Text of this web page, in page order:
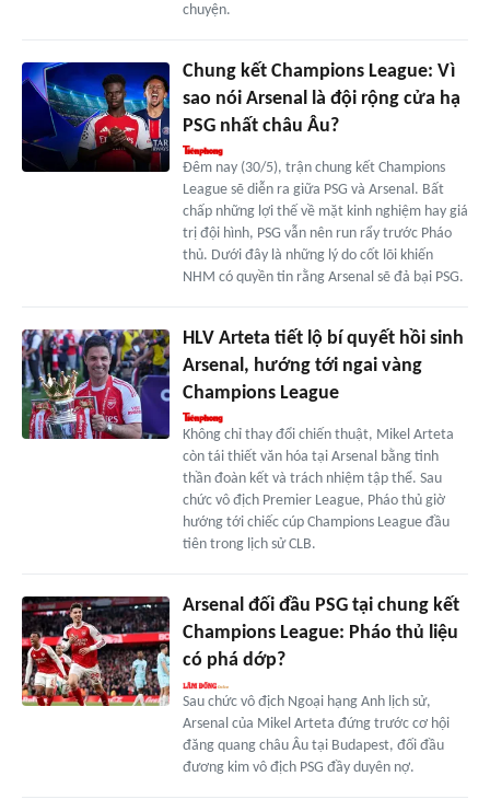
chuyện.
Chung kết Champions League: Vì
sao nói Arsenal là đội rộng cửa hạ
PSG nhất châu Âu?
Đêm nay (30/5), trận chung kết Champions
League sẽ diễn ra giữa PSG và Arsenal. Bất
chấp những lợi thế về mặt kinh nghiệm hay giá
trị đội hình, PSG vẫn nên run rẩy trước Pháo
thủ. Dưới đây là những lý do cốt lõi khiến
NHM có quyền tin rằng Arsenal sẽ đả bại PSG.
HLV Arteta tiết lộ bí quyết hồi sinh
Arsenal, hướng tới ngai vàng
Champions League
Không chỉ thay đổi chiến thuật, Mikel Arteta
còn tái thiết văn hóa tại Arsenal bằng tinh
thần đoàn kết và trách nhiệm tập thể. Sau
chức vô địch Premier League, Pháo thủ giờ
hướng tới chiếc cúp Champions League đầu
tiên trong lịch sử CLB.
Arsenal đối đầu PSG tại chung kết
Champions League: Pháo thủ liệu
có phá dớp?
Sau chức vô địch Ngoại hạng Anh lịch sử,
Arsenal của Mikel Arteta đứng trước cơ hội
đăng quang châu Âu tại Budapest, đối đầu
đương kim vô địch PSG đầy duyên nợ.